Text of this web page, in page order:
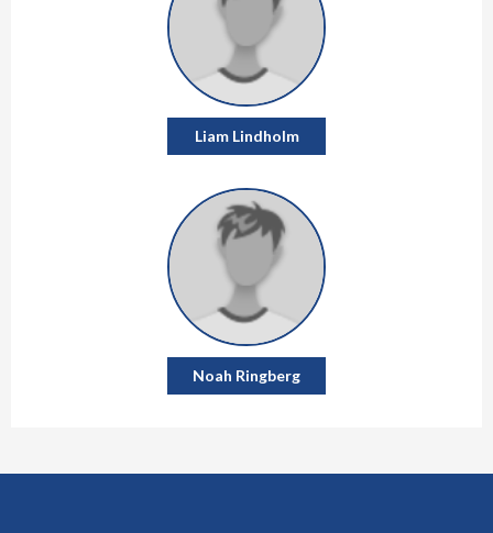
Liam Lindholm
Noah Ringberg